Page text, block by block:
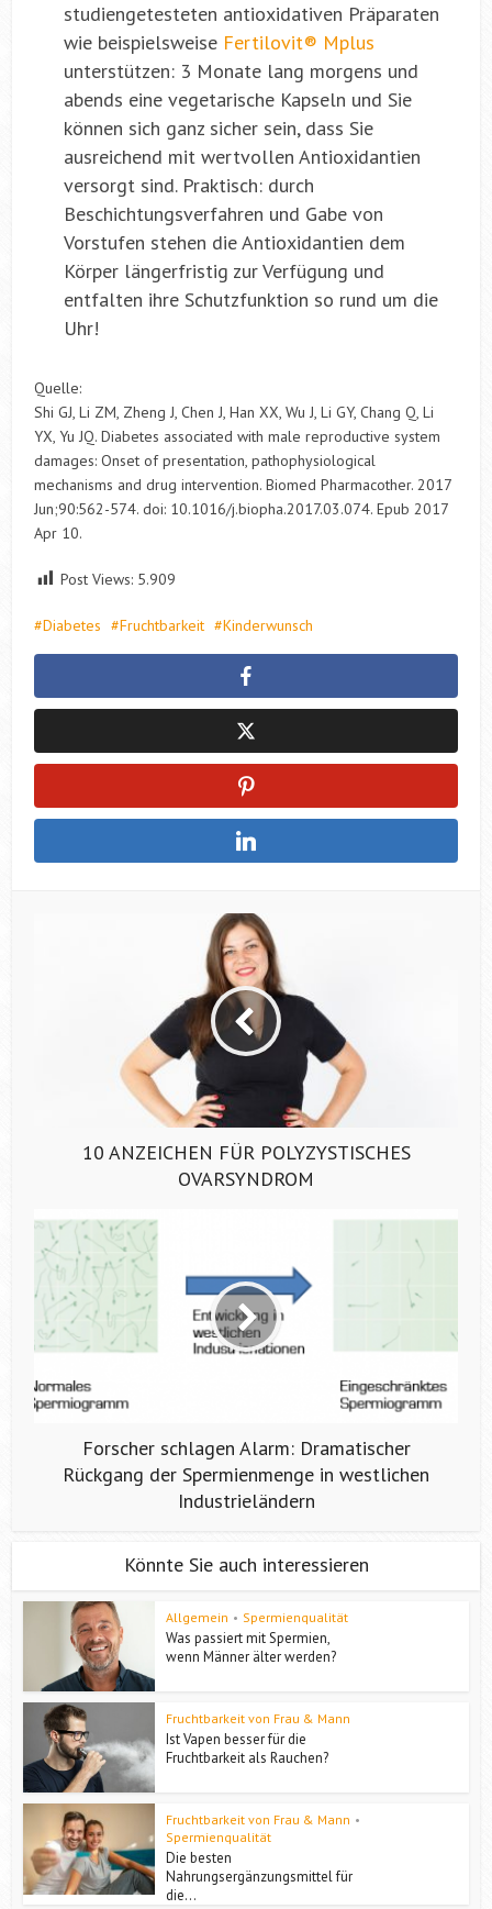
studiengetesteten antioxidativen Präparaten
wie beispielsweise Fertilovit® Mplus
unterstützen: 3 Monate lang morgens und
abends eine vegetarische Kapseln und Sie
können sich ganz sicher sein, dass Sie
ausreichend mit wertvollen Antioxidantien
versorgt sind. Praktisch: durch
Beschichtungsverfahren und Gabe von
Vorstufen stehen die Antioxidantien dem
Körper längerfristig zur Verfügung und
entfalten ihre Schutzfunktion so rund um die
Uhr!
Quelle:
Shi GJ, Li ZM, Zheng J, Chen J, Han XX, Wu J, Li GY, Chang Q, Li
YX, Yu JQ. Diabetes associated with male reproductive system
damages: Onset of presentation, pathophysiological
mechanisms and drug intervention. Biomed Pharmacother. 2017
Jun;90:562-574. doi: 10.1016/j.biopha.2017.03.074. Epub 2017
Apr 10.
Post Views: 5.909
Diabetes Fruchtbarkeit Kinderwunsch
10 ANZEICHEN FÜR POLYZYSTISCHES
OVARSYNDROM
Forscher schlagen Alarm: Dramatischer
Rückgang der Spermienmenge in westlichen
Industrieländern
Könnte Sie auch interessieren
Allgemein • Spermienqualität
Was passiert mit Spermien,
wenn Männer älter werden?
Fruchtbarkeit von Frau & Mann
Ist Vapen besser für die
Fruchtbarkeit als Rauchen?
Fruchtbarkeit von Frau & Mann •
Spermienqualität
Die besten
Nahrungsergänzungsmittel für
die...